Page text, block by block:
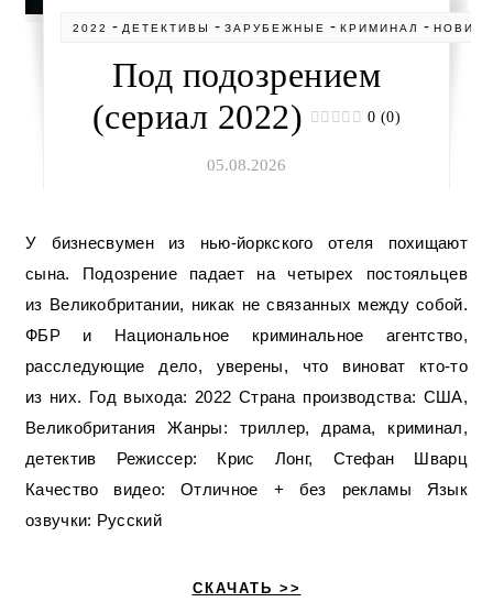
2022 - ДЕТЕКТИВЫ -ЗАРУБЕЖНЫЕ -КРИМИНАЛ -
Под подозрением
(сериал 2022)
0 (0)
05.08.2026
У бизнесвумен из нью-йоркского отеля похищают
сына. Подозрение падает на четырех постояльцев
из Великобритании, никак не связанных между собой.
ФБР и Национальное криминальное агентство,
расследующие дело, уверены, что виноват кто-то
из них. Год выхода: 2022 Страна производства: США,
Великобритания Жанры: триллер, драма, криминал,
детектив Режиссер: Крис Лонг, Стефан Шварц
Качество видео: Отличное + без рекламы Язык
озвучки: Русский
СКАЧАТЬ >>